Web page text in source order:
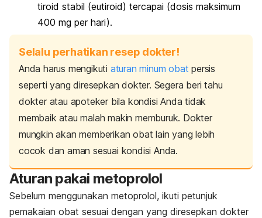
tiroid stabil (eutiroid) tercapai (dosis maksimum
400 mg per hari).
Selalu perhatikan resep dokter!
Anda harus mengikuti aturan minum obat persis
seperti yang diresepkan dokter. Segera beri tahu
dokter atau apoteker bila kondisi Anda tidak
membaik atau malah makin memburuk. Dokter
mungkin akan memberikan obat lain yang lebih
cocok dan aman sesuai kondisi Anda.
Aturan pakai metoprolol
Sebelum menggunakan metoprolol, ikuti petunjuk
pemakaian obat sesuai dengan yang diresepkan dokter